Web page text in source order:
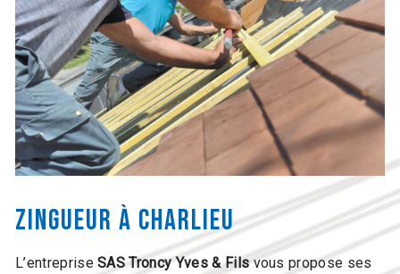
zingueur à Charlieu
L’entrepriseSAS Troncy Yves & Filsvous propose ses